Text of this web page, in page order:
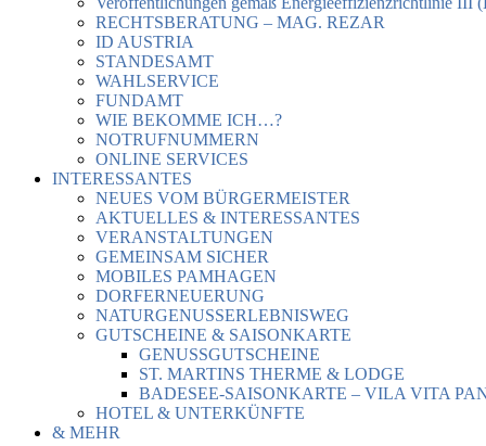
RECHTSBERATUNG – MAG. REZAR
ID AUSTRIA
STANDESAMT
WAHLSERVICE
FUNDAMT
WIE BEKOMME ICH…?
NOTRUFNUMMERN
ONLINE SERVICES
INTERESSANTES
NEUES VOM BÜRGERMEISTER
AKTUELLES & INTERESSANTES
VERANSTALTUNGEN
GEMEINSAM SICHER
MOBILES PAMHAGEN
DORFERNEUERUNG
NATURGENUSSERLEBNISWEG
GUTSCHEINE & SAISONKARTE
GENUSSGUTSCHEINE
ST. MARTINS THERME & LODGE
BADESEE-SAISONKARTE – VILA VITA
HOTEL & UNTERKÜNFTE
& MEHR